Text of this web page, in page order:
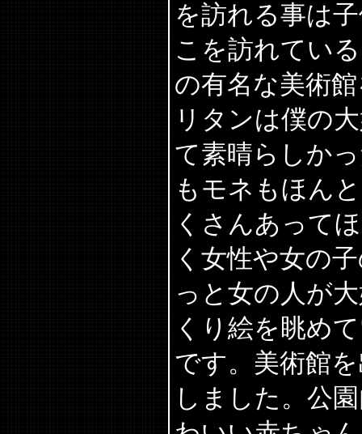
を訪れる事は
こを訪れてい
の有名な美術
リタンは僕の
て素晴らしか
もモネもほん
くさんあって
く女性や女の
っと女の人が
くり絵を眺め
です。美術館
しました。公